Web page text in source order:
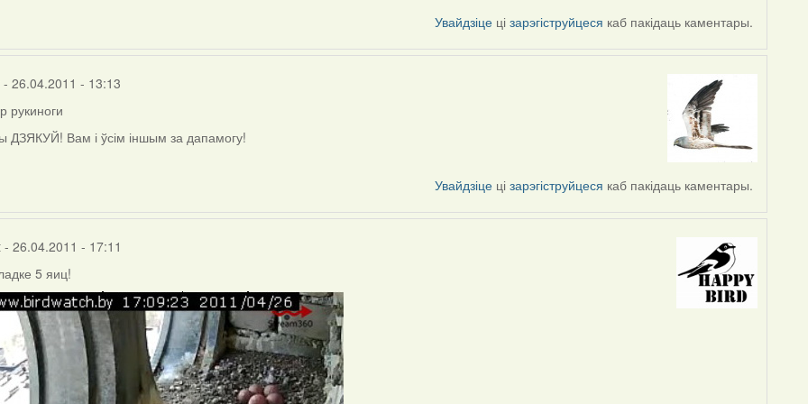
Увайдзіце цізарэгіструйцеся каб пакідаць каментары.
- 26.04.2011 - 13:13
рукиноги
ДЗЯКУЙ! Вам і ўсім іншым за дапамогу!
Увайдзіце цізарэгіструйцеся каб пакідаць каментары.
- 26.04.2011 - 17:11
5 яиц!